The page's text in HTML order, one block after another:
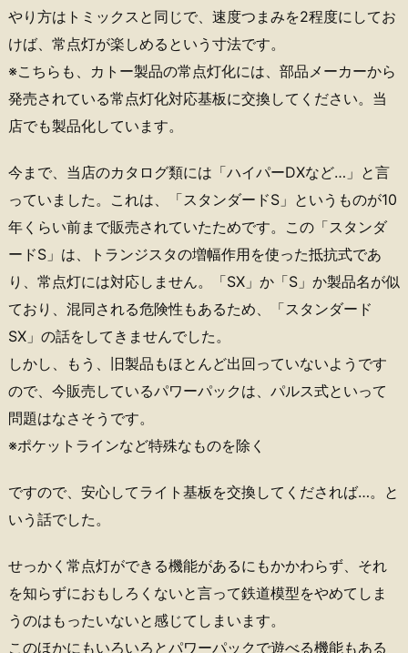
やり方はトミックスと同じで、速度つまみを2程度にしてお
けば、常点灯が楽しめるという寸法です。
※こちらも、カトー製品の常点灯化には、部品メーカーから
発売されている常点灯化対応基板に交換してください。当
店でも製品化しています。
今まで、当店のカタログ類には「ハイパーDXなど…」と言
っていました。これは、「スタンダードS」というものが10
年くらい前まで販売されていたためです。この「スタンダ
ードS」は、トランジスタの増幅作用を使った抵抗式であ
り、常点灯には対応しません。「SX」か「S」か製品名が似
ており、混同される危険性もあるため、「スタンダード
SX」の話をしてきませんでした。
しかし、もう、旧製品もほとんど出回っていないようです
ので、今販売しているパワーパックは、パルス式といって
問題はなさそうです。
※ポケットラインなど特殊なものを除く
ですので、安心してライト基板を交換してくだされば…。と
いう話でした。
せっかく常点灯ができる機能があるにもかかわらず、それ
を知らずにおもしろくないと言って鉄道模型をやめてしま
うのはもったいないと感じてしまいます。
このほかにもいろいろとパワーパックで遊べる機能もある